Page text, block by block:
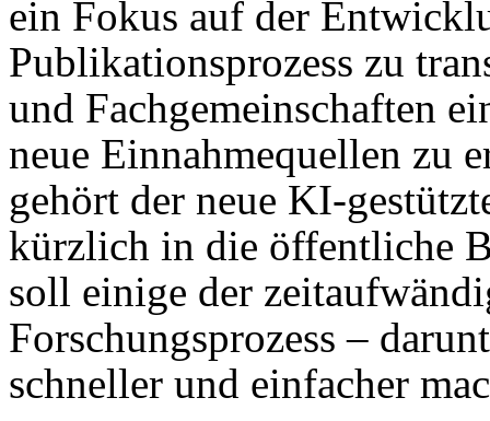
ein Fokus auf der
Publikationsprozess zu
und Fachgemeinschaften
neue Einnahmequellen zu
gehört der neue KI-
kürzlich in die öffentliche
soll einige der
Forschungsprozess –
schneller und einfacher